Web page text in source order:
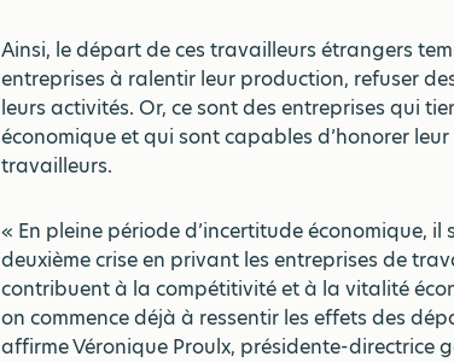
Ainsi, le départ de ces travailleurs étrangers
entreprises à ralentir leur production, refuser
leurs activités. Or, ce sont des entreprises qui
économique et qui sont capables d’honorer
travailleurs.
« En pleine période d’incertitude économique,
deuxième crise en privant les entreprises de
contribuent à la compétitivité et à la vitalité
on commence déjà à ressentir les effets des
affirme Véronique Proulx, présidente-directrice